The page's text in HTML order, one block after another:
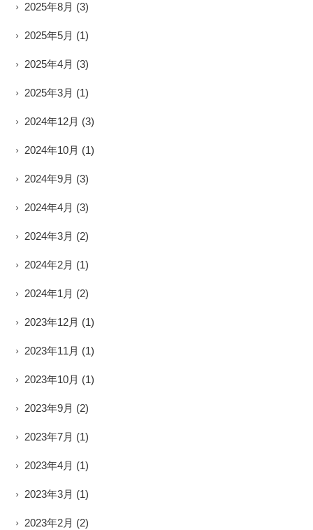
2025年8月 (3)
2025年5月 (1)
2025年4月 (3)
2025年3月 (1)
2024年12月 (3)
2024年10月 (1)
2024年9月 (3)
2024年4月 (3)
2024年3月 (2)
2024年2月 (1)
2024年1月 (2)
2023年12月 (1)
2023年11月 (1)
2023年10月 (1)
2023年9月 (2)
2023年7月 (1)
2023年4月 (1)
2023年3月 (1)
2023年2月 (2)